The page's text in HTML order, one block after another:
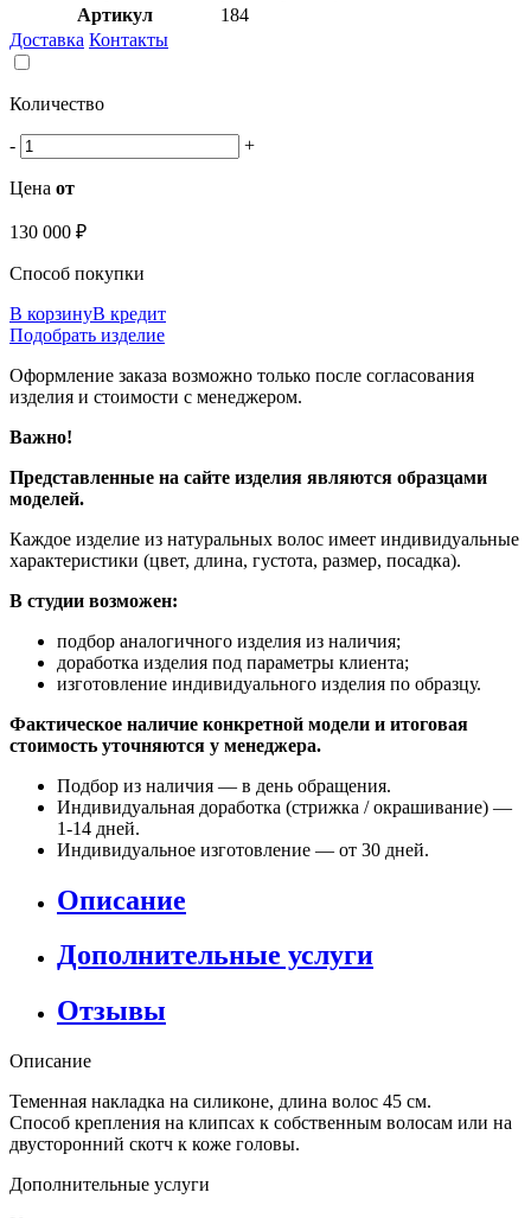
Артикул
184
Доставка Контакты
Количество
- +
Цена от
130 000 ₽
Способ покупки
В корзинуВ кредит
Подобрать изделие
Оформление заказа возможно только после согласования
изделия и стоимости с менеджером.
Важно!
Представленные на сайте изделия являются образцами
моделей.
Каждое изделие из натуральных волос имеет индивидуальные
характеристики (цвет, длина, густота, размер, посадка).
В студии возможен:
подбор аналогичного изделия из наличия;
доработка изделия под параметры клиента;
изготовление индивидуального изделия по образцу.
Фактическое наличие конкретной модели и итоговая
стоимость уточняются у менеджера.
Подбор из наличия — в день обращения.
Индивидуальная доработка (стрижка / окрашивание) —
1-14 дней.
Индивидуальное изготовление — от 30 дней.
Описание
Дополнительные услуги
Отзывы
Описание
Теменная накладка на силиконе, длина волос 45 см.
Способ крепления на клипсах к собственным волосам или на
двусторонний скотч к коже головы.
Дополнительные услуги